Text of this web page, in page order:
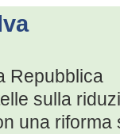
Repubblica
sulla
una